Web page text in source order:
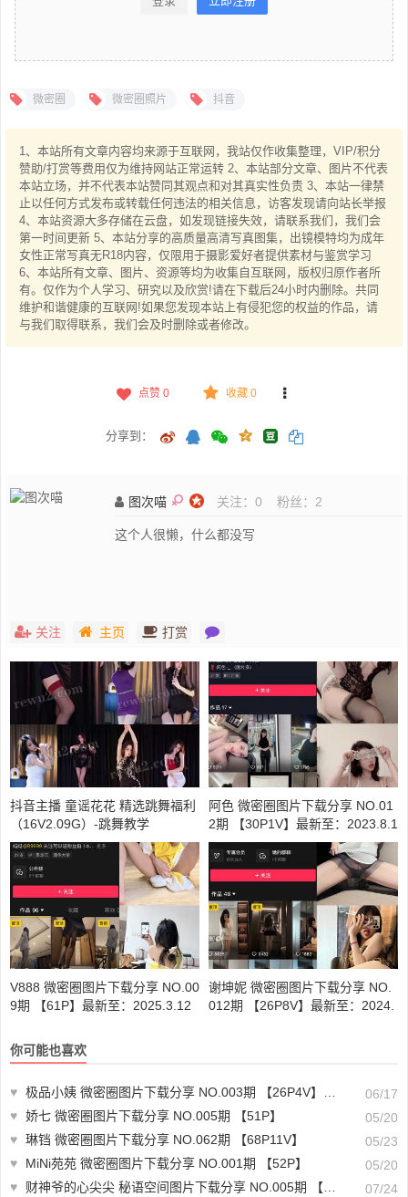
微密圈 微密圈照片 抖音
1、本站所有文章内容均来源于互联网，我站仅作收集整理，VIP/积分
赞助/打赏等费用仅为维持网站正常运转 2、本站部分文章、图片不代表
本站立场，并不代表本站赞同其观点和对其真实性负责 3、本站一律禁
止以任何方式发布或转载任何违法的相关信息，访客发现请向站长举报
4、本站资源大多存储在云盘，如发现链接失效，请联系我们，我们会
第一时间更新 5、本站分享的高质量高清写真图集，出镜模特均为成年
女性正常写真无R18内容，仅限用于摄影爱好者提供素材与鉴赏学习
6、本站所有文章、图片、资源等均为收集自互联网，版权归原作者所
有。仅作为个人学习、研究以及欣赏!请在下载后24小时内删除。共同
维护和谐健康的互联网!如果您发现本站上有侵犯您的权益的作品，请
与我们取得联系，我们会及时删除或者修改。
点赞 0 收藏 0
分享到：
图次喵 关注： 0 粉丝： 2
这个人很懒，什么都没写
关注 主页 打赏
抖音主播 童谣花花 精选跳舞福利
（16V2.09G）-跳舞教学
阿色 微密圈图片下载分享 NO.01
2期 【30P1V】最新至：2023.8.1
0
V888 微密圈图片下载分享 NO.00
9期 【61P】最新至：2025.3.12
谢坤妮 微密圈图片下载分享 NO.
012期 【26P8V】最新至：2024.
你可能也喜欢
♥ 极品小姨 微密圈图片下载分享 NO.003期 【26P4V】最新至：2025.1.10
06/17
♥ 娇七 微密圈图片下载分享 NO.005期 【51P】
05/20
♥ 琳铛 微密圈图片下载分享 NO.062期 【68P11V】
05/23
♥
MiNi苑苑 微密圈图片下载分享 NO.001期 【52P】
05/20
♥
财神爷的心尖尖 秘语空间图片下载分享 NO.005期 【11P】
07/24